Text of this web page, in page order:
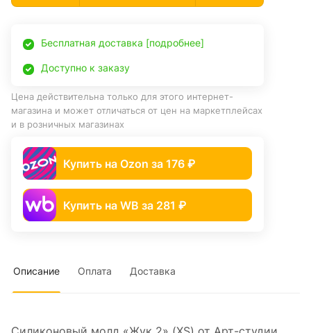
Бесплатная доставка [подробнее]
Доступно к заказу
Цена действительна только для этого интернет-
магазина и может отличаться от цен на маркетплейсах
и в розничных магазинах
Купить на Ozon за 176 ₽
Купить на WB за 281 ₽
Описание Оплата Доставка